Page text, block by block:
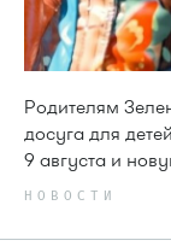
Родителям
досуга для
9 августа и
НОВОСТИ